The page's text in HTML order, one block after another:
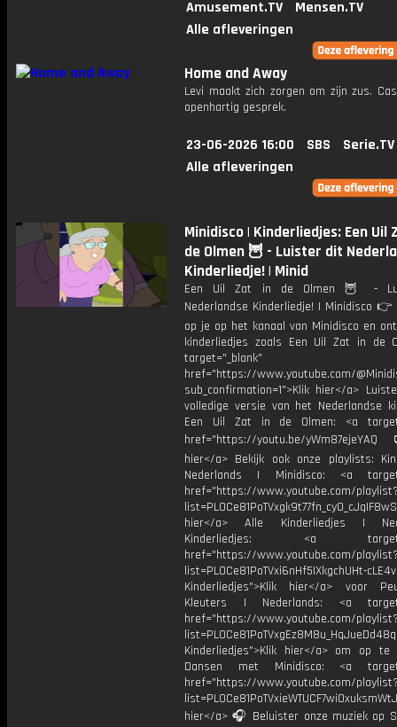
Amusement.TV
Mensen.TV
Alle afleveringen
Home and Away
Levi maakt zich zorgen om zijn zus.
openhartig gesprek.
23-06-2026 16:00 SBS
Serie.TV
Alle afleveringen
Minidisco | Kinderliedjes: Een Uil
de Olmen 🦉 - Luister dit
Kinderliedje! | Minid
Een Uil Zat in de Olmen 🦉 -
Nederlandse Kinderliedje! | Minidisco 👉
op je op het kanaal van Minidisco en
kinderliedjes zoals Een Uil Zat in de
target="_blank"
href="https://www.youtube.com/
sub_confirmation=1">Klik hier</a>
volledige versie van het Nederlandse
Een Uil Zat in de Olmen: <a
href="https://youtu.be/
hier</a> Bekijk ook onze playlists:
Nederlands | Minidisco: <a
href="https://www.youtube.com/
hier</a> Alle Kinderliedjes |
Kinderliedjes: <a
href="https://www.youtube.com/
list=PL0Ce81PoTVxi6nHf5IXkgchUHt-
Kinderliedjes">Klik hier</a> voor
Kleuters | Nederlands: <a
href="https://www.youtube.com/
Kinderliedjes">Klik hier</a> om op te
Dansen met Minidisco: <a
href="https://www.youtube.com/
hier</a> 🎧 Beluister onze muziek op